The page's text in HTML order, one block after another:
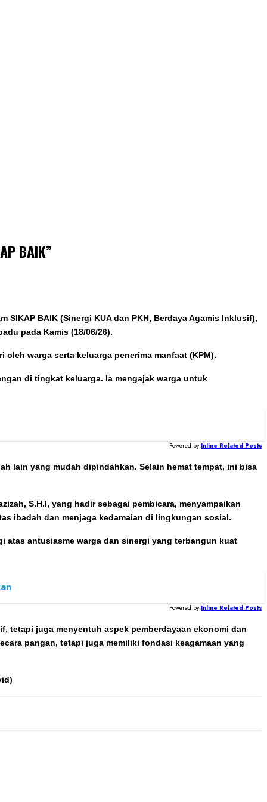
BAIK”
BAIK (Sinergi KUA dan PKH, Berdaya Agamis Inklusif),
pada Kamis (18/06/26).
warga serta keluarga penerima manfaat (KPM).
di tingkat keluarga. Ia mengajak warga untuk
Powered by Inline Related Posts
lain yang mudah dipindahkan. Selain hemat tempat, ini bisa
S.H.I, yang hadir sebagai pembicara, menyampaikan
ibadah dan menjaga kedamaian di lingkungan sosial.
atas antusiasme warga dan sinergi yang terbangun kuat
Powered by Inline Related Posts
tetapi juga menyentuh aspek pemberdayaan ekonomi dan
pangan, tetapi juga memiliki fondasi keagamaan yang